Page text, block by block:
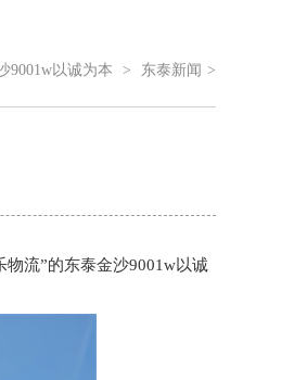
9001w以诚为本 > 东泰新闻 >
流”的东泰金沙9001w以诚